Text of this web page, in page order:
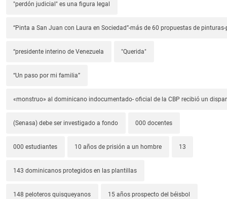
"perdón judicial" es una figura legal
“Pinta a San Juan con Laura en Sociedad”-más de 60 propuestas de
“presidente interino de Venezuela "Querida"
“Un paso por mi familia”
«monstruo» al dominicano indocumentado- oficial de la CBP recibió un
(Senasa) debe ser investigado a fondo 000 docentes
000 estudiantes 10 años de prisión a un hombre 13
143 dominicanos protegidos en las plantillas
148 peloteros quisqueyanos 15 años prospecto del béisbol